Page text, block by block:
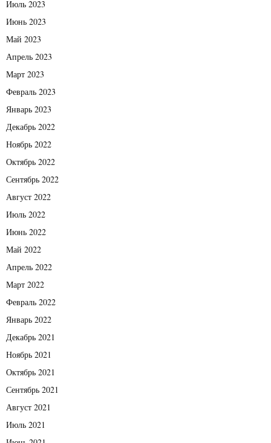
Июль 2023
Июнь 2023
Май 2023
Апрель 2023
Март 2023
Февраль 2023
Январь 2023
Декабрь 2022
Ноябрь 2022
Октябрь 2022
Сентябрь 2022
Август 2022
Июль 2022
Июнь 2022
Май 2022
Апрель 2022
Март 2022
Февраль 2022
Январь 2022
Декабрь 2021
Ноябрь 2021
Октябрь 2021
Сентябрь 2021
Август 2021
Июль 2021